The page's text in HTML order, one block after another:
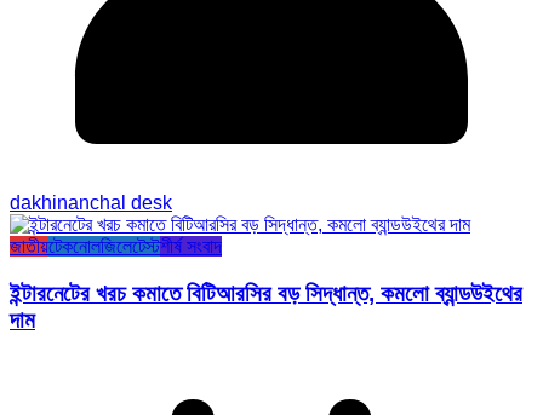
dakhinanchal desk
জাতীয়টেকনোলজিলেটেস্টশীর্ষ সংবাদ
ইন্টারনেটের খরচ কমাতে বিটিআরসির বড় সিদ্ধান্ত, কমলো ব্যান্ডউইথের
দাম